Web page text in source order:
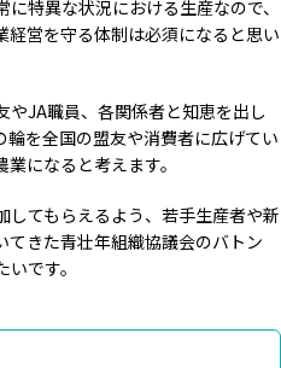
特異な状況における生産なので、
営を守る体制は必須になると思い
やJA職員、各関係者と知恵を出し
を全国の盟友や消費者に広げてい
になると考えます。
てもらえるよう、若手生産者や新
きた青壮年組織協議会のバトン
です。